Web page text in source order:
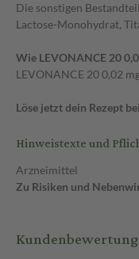
Die sonstigen
Lactose-Monohydrat,
Wie LEVONANCE 20
LEVONANCE 20 0,02
Löse jetzt dein Rezept
Hinweistexte und
Arzneimittel
Zu Risiken und